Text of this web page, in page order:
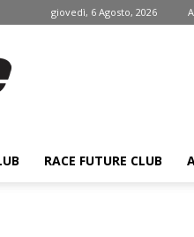
giovedì, 6 Agosto, 2026
RACE FUTURE CLUB